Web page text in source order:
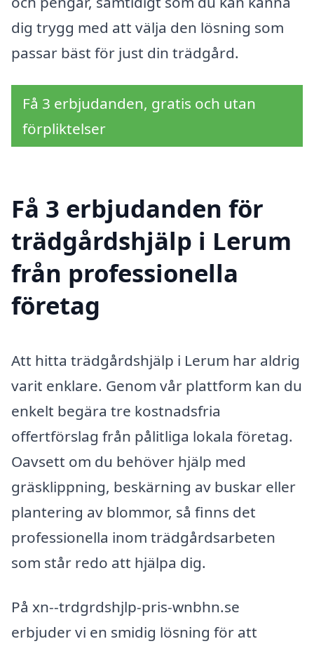
dig trygg med att välja den lösning som
passar bäst för just din trädgård.
Få 3 erbjudanden, gratis och utan
förpliktelser
Få 3 erbjudanden för
trädgårdshjälp i Lerum
från professionella
företag
Att hitta trädgårdshjälp i Lerum har aldrig
varit enklare. Genom vår plattform kan du
enkelt begära tre kostnadsfria
offertförslag från pålitliga lokala företag.
Oavsett om du behöver hjälp med
gräsklippning, beskärning av buskar eller
plantering av blommor, så finns det
professionella inom trädgårdsarbeten
som står redo att hjälpa dig.
På xn--trdgrdshjlp-pris-wnbhn.se
erbjuder vi en smidig lösning för att